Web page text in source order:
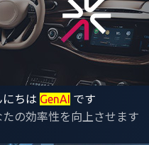
にちは GenAI です
たの効率性を向上させます
大なホールは、倫理的
も優れたとされる様々
チームが、3日間にわ
準備を進めているお
た。